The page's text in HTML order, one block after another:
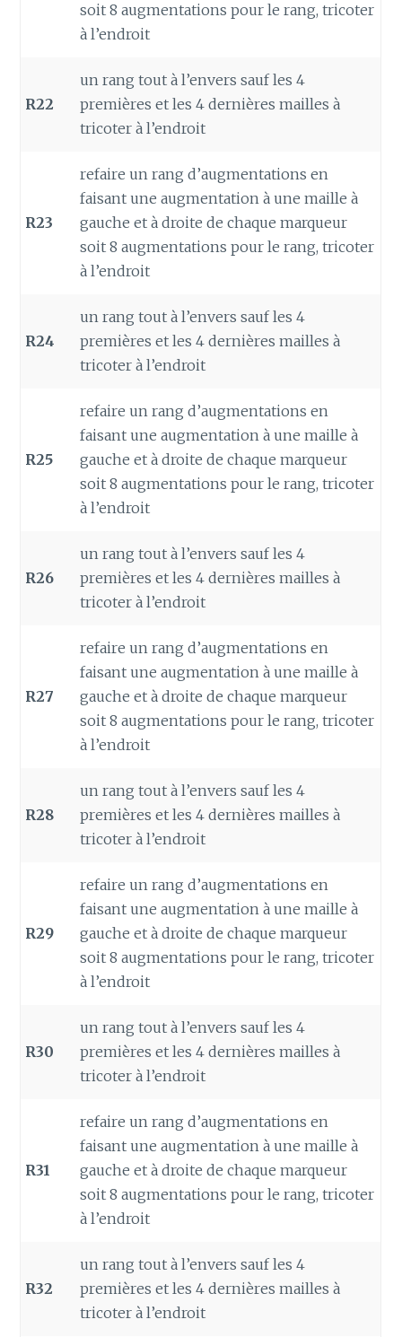
soit 8 augmentations pour le rang, tricoter
à l’endroit
R22
un rang tout à l’envers sauf les 4
premières et les 4 dernières mailles à
tricoter à l’endroit
R23
refaire un rang d’augmentations en
faisant une augmentation à une maille à
gauche et à droite de chaque marqueur
soit 8 augmentations pour le rang, tricoter
à l’endroit
R24
un rang tout à l’envers sauf les 4
premières et les 4 dernières mailles à
tricoter à l’endroit
R25
refaire un rang d’augmentations en
faisant une augmentation à une maille à
gauche et à droite de chaque marqueur
soit 8 augmentations pour le rang, tricoter
à l’endroit
R26
un rang tout à l’envers sauf les 4
premières et les 4 dernières mailles à
tricoter à l’endroit
R27
refaire un rang d’augmentations en
faisant une augmentation à une maille à
gauche et à droite de chaque marqueur
soit 8 augmentations pour le rang, tricoter
à l’endroit
R28
un rang tout à l’envers sauf les 4
premières et les 4 dernières mailles à
tricoter à l’endroit
R29
refaire un rang d’augmentations en
faisant une augmentation à une maille à
gauche et à droite de chaque marqueur
soit 8 augmentations pour le rang, tricoter
à l’endroit
R30
un rang tout à l’envers sauf les 4
premières et les 4 dernières mailles à
tricoter à l’endroit
R31
refaire un rang d’augmentations en
faisant une augmentation à une maille à
gauche et à droite de chaque marqueur
soit 8 augmentations pour le rang, tricoter
à l’endroit
R32
un rang tout à l’envers sauf les 4
premières et les 4 dernières mailles à
tricoter à l’endroit